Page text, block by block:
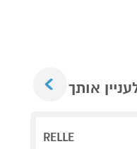
אותך
RELLE